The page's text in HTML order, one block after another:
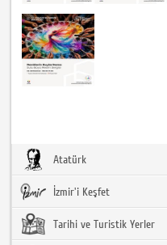
Atatürk
İzmir'i Keşfet
Tarihi ve Turistik Yerler